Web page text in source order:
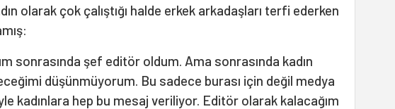
olarak çok çalıştığı halde erkek arkadaşları terfi ederken
sonrasında şef editör oldum. Ama sonrasında kadın
düşünmüyorum. Bu sadece burası için değil medya
kadınlara hep bu mesaj veriliyor. Editör olarak kalacağım